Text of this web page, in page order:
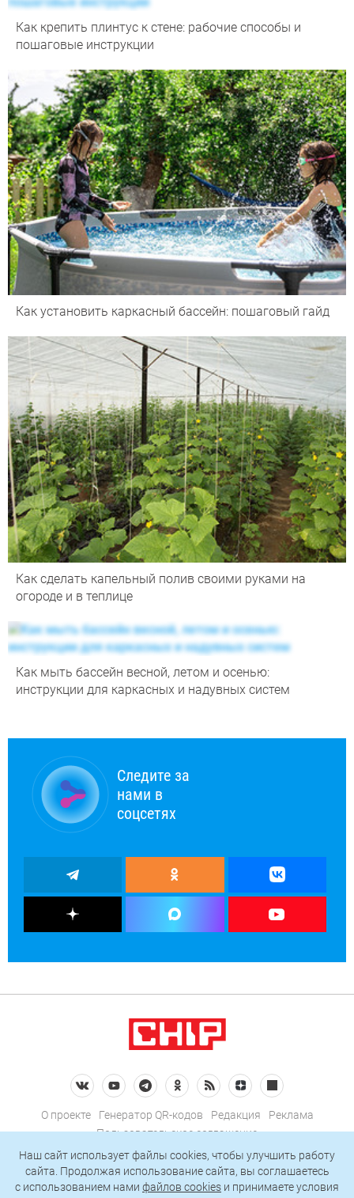
Как крепить плинтус к стене: рабочие способы и
пошаговые инструкции
Как установить каркасный бассейн: пошаговый гайд
Как сделать капельный полив своими руками на
огороде и в теплице
Как мыть бассейн весной, летом и осенью:
инструкции для каркасных и надувных систем
Следите за
нами в
соцсетях
О проекте Генератор QR-кодов Редакция
Реклама
Пользовательское соглашение
Политика конфиденциальности
Подписаться на рассылку
Наш сайт использует файлы cookies, чтобы улучшить работу
сайта. Продолжая использование сайта, вы соглашаетесь
c использованием нами файлов cookies и принимаете условия